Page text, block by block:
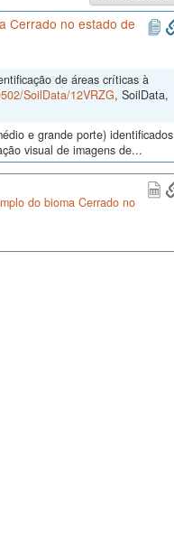
Cerrado no estado de
de áreas críticas à
SoilData/12VRZG, SoilData,
e grande porte) identificados
visual de imagens de...
do bioma Cerrado no